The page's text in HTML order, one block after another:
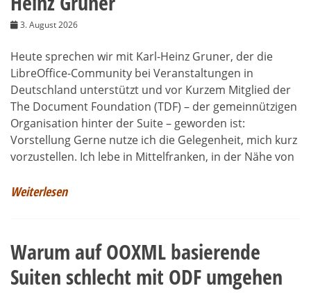
3. August 2026
Heute sprechen wir mit Karl-Heinz Gruner, der die
LibreOffice-Community bei Veranstaltungen in
Deutschland unterstützt und vor Kurzem Mitglied der
The Document Foundation (TDF) – der gemeinnützigen
Organisation hinter der Suite – geworden ist:
Vorstellung Gerne nutze ich die Gelegenheit, mich kurz
vorzustellen. Ich lebe in Mittelfranken, in der Nähe von
Weiterlesen
Warum auf OOXML basierende
Suiten schlecht mit ODF umgehen